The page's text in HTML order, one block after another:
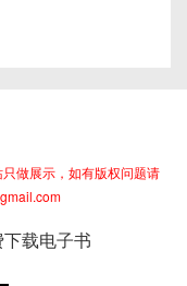
做展示，如有版权问题请
载电子书